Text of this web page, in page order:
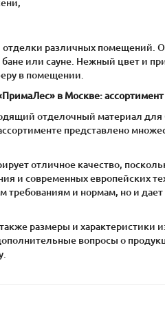
отделки различных помещений.
или сауне. Нежный цвет и
в помещении.
в Москве:
отделочный материал для
представлено
отличное качество,
и современных европейских
требованиям и нормам, но и
размеры и характеристики
вопросы о